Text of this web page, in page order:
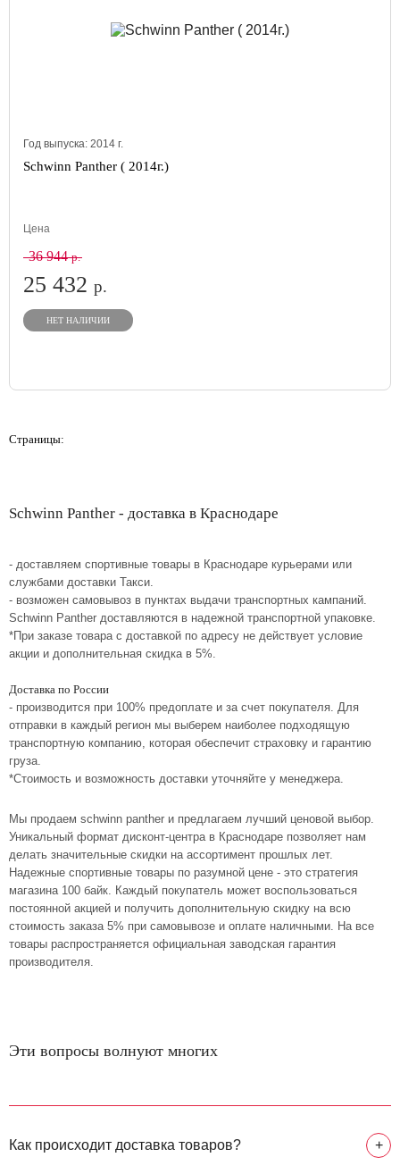
Год выпуска: 2014 г.
Schwinn Panther ( 2014г.)
Цена
36 944р.
25 432 р.
НЕТ НАЛИЧИИ
Страницы:
Schwinn Panther - доставка в Краснодаре
- доставляем спортивные товары в Краснодаре курьерами или
службами доставки Такси.
- возможен самовывоз в пунктах выдачи транспортных кампаний.
Schwinn Panther доставляются в надежной транспортной упаковке.
*При заказе товара с доставкой по адресу не действует условие
акции и дополнительная скидка в 5%.
Доставка по России
- производится при 100% предоплате и за счет покупателя. Для
отправки в каждый регион мы выберем наиболее подходящую
транспортную компанию, которая обеспечит страховку и гарантию
груза.
*Стоимость и возможность доставки уточняйте у менеджера.
Мы продаем schwinn panther и предлагаем лучший ценовой выбор.
Уникальный формат дисконт-центра в Краснодаре позволяет нам
делать значительные скидки на ассортимент прошлых лет.
Надежные спортивные товары по разумной цене - это стратегия
магазина 100 байк. Каждый покупатель может воспользоваться
постоянной акцией и получить дополнительную скидку на всю
стоимость заказа 5% при самовывозе и оплате наличными. На все
товары распространяется официальная заводская гарантия
производителя.
Эти вопросы волнуют многих
Как происходит доставка товаров? +